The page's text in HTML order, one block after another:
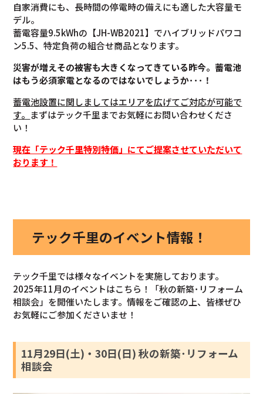
自家消費にも、長時間の停電時の備えにも適した大容量モ
デル。
蓄電容量9.5kWhの【JH-WB2021】でハイブリッドパワコ
ン5.5、特定負荷の組合せ商品となります。
災害が増えその被害も大きくなってきている昨今。蓄電池
はもう必須家電となるのではないでしょうか･･･！
蓄電池設置に関しましてはエリアを広げてご対応が可能で
す。 まずはテック千里までお気軽にお問い合わせくださ
い！
現在「テック千里特別特価」にてご提案させていただいて
おります！
テック千里のイベント情報！
テック千里では様々なイベントを実施しております。
2025年11月のイベントはこちら！「秋の新築･リフォーム
相談会」を開催いたします。情報をご確認の上、皆様ぜひ
お気軽にご参加くださいませ！
11月29日(土)・30日(日) 秋の新築･リフォーム
相談会